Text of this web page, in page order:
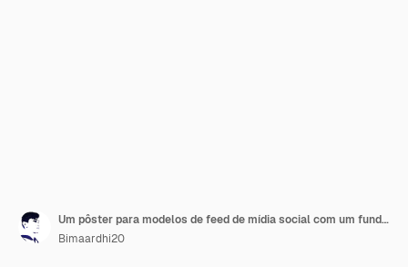
Um pôster para modelos de feed de mídia social com um fundo de luzes e as palavras happy eid - makkah.
Bimaardhi20